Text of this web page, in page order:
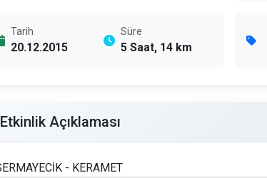
Tarih
20.12.2015
Süre
5 Saat, 14 km
Etkinlik Açıklaması